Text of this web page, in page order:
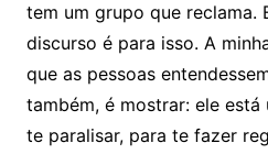
tem um grupo que reclama.
discurso é para isso. A
que as pessoas
também, é mostrar: ele está
te paralisar, para te fazer